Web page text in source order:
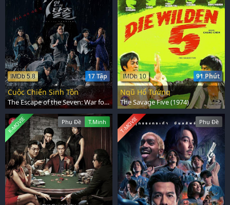
17 Tập
IMDb 5.8
Cuộc Chiến Sinh Tồn
The Escape of the Seven: War for Survival (2023)
91 Phút
IMDb 10
Ngũ Hổ Tướng
The Savage Five (1974)
Phụ Đề T.Minh
K-MOVIE Phụ Đề
T-MOVIE